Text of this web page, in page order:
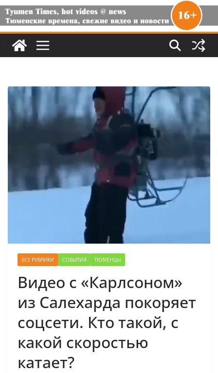
БЕЗ РУБРИКИ СОБЫТИЯ ТЮМЕНЦЫ
Видео с «Карлсоном»
из Салехарда покоряет
соцсети. Кто такой, с
какой скоростью
катает?